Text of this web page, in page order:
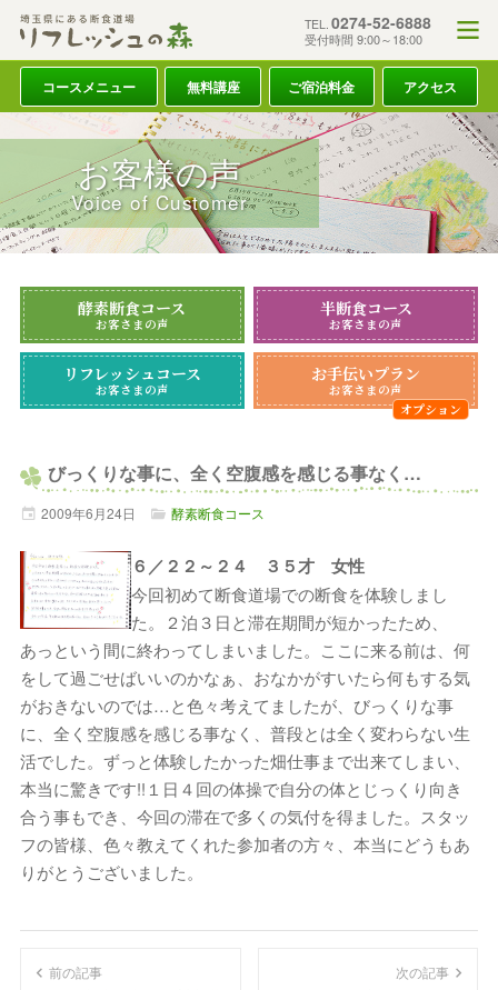
TEL. 0274-52-6888
受付時間 9:00～18:00
コースメニュー 無料講座 ご宿泊料金 アクセス
お客様の声
Voice of Customer
酵素断食コース
お客さまの声
半断食コース
お客さまの声
リフレッシュコース
お客さまの声
お手伝いプラン
お客さまの声
びっくりな事に、全く空腹感を感じる事なく…
2009年6月24日 酵素断食コース
６／２２～２４ ３５才 女性
今回初めて断食道場での断食を体験しまし
た。２泊３日と滞在期間が短かったため、
あっという間に終わってしまいました。ここに来る前は、何
をして過ごせばいいのかなぁ、おなかがすいたら何もする気
がおきないのでは…と色々考えてましたが、びっくりな事
に、全く空腹感を感じる事なく、普段とは全く変わらない生
活でした。ずっと体験したかった畑仕事まで出来てしまい、
本当に驚きです!!１日４回の体操で自分の体とじっくり向き
合う事もでき、今回の滞在で多くの気付を得ました。スタッ
フの皆様、色々教えてくれた参加者の方々、本当にどうもあ
りがとうございました。
前の記事 次の記事